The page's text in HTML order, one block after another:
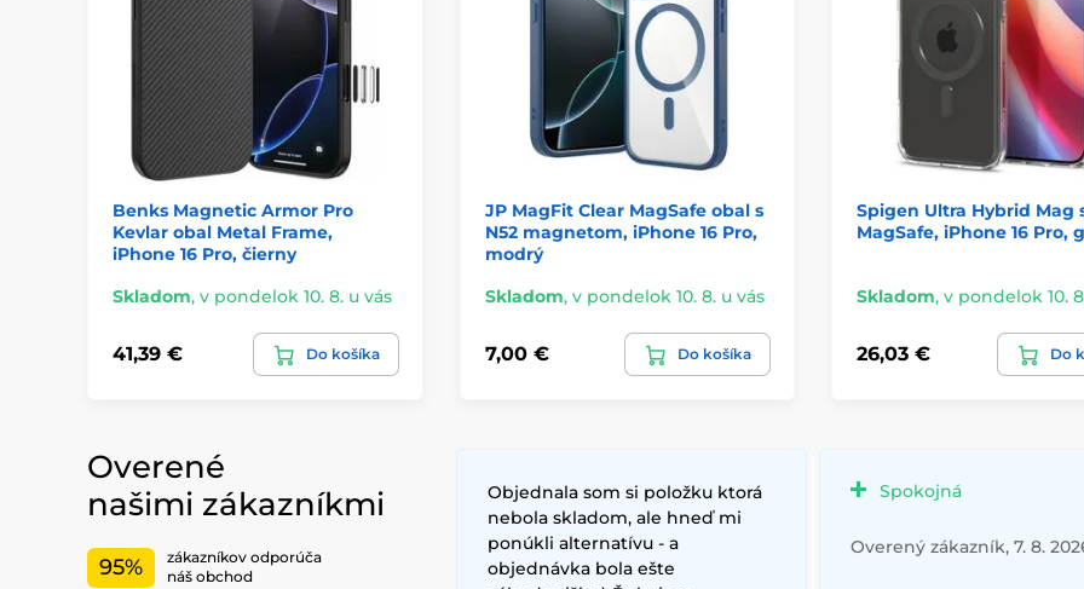
Benks Magnetic Armor Pro
Kevlar obal Metal Frame,
iPhone 16 Pro, čierny
Skladom, v pondelok 10. 8. u vás
41,39 € Do košíka
JP MagFit Clear MagSafe obal s
N52 magnetom, iPhone 16 Pro,
modrý
Skladom, v pondelok 10. 8. u vás
7,00 € Do košíka
Spigen Ultra Hybrid Mag
MagSafe, iPhone 16 Pro,
Skladom, v pondelok 10.
26,03 € Do
Overené
našimi zákazníkmi
95%
zákazníkov odporúča
náš obchod
Objednala som si položku ktorá
nebola skladom, ale hneď mi
ponúkli alternatívu - a
objednávka bola ešte
Spokojná
Overený zákazník, 7. 8.